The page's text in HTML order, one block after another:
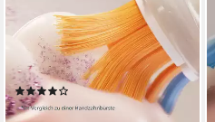
HX9992
Schalltechnologie Technologie
Aufsteckbürsten
5 Reinigungsprogramme
(2)
329,99 € UVP349,99 €